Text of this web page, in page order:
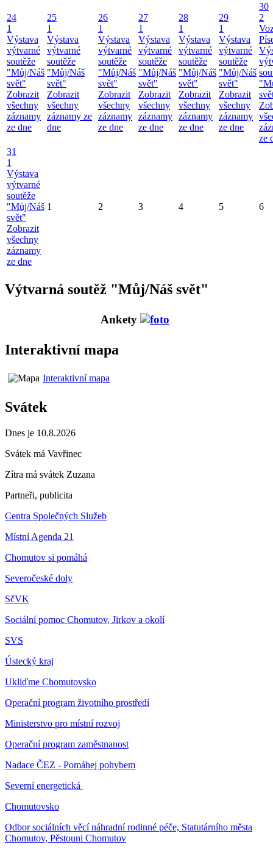
24
1
Výstava
výtvarné
soutěže
"Můj/Náš
svět"
Zobrazit
všechny
záznamy
ze dne
25
1
Výstava
výtvarné
soutěže
"Můj/Náš
svět"
Zobrazit
všechny
záznamy ze
dne
26
1
Výstava
výtvarné
soutěže
"Můj/Náš
svět"
Zobrazit
všechny
záznamy
ze dne
27
1
Výstava
výtvarné
soutěže
"Můj/Náš
svět"
Zobrazit
všechny
záznamy
ze dne
28
1
Výstava
výtvarné
soutěže
"Můj/Náš
svět"
Zobrazit
všechny
záznamy
ze dne
29
1
Výstava
výtvarné
soutěže
"Můj/Náš
svět"
Zobrazit
všechny
záznamy
ze dne
30
2
ze
31
1
Výstava
výtvarné
soutěže
"Můj/Náš
svět"
Zobrazit
všechny
záznamy
ze dne
1 2 3 4 5 6
Výtvarná soutěž "Můj/Náš svět"
Ankety
Interaktivní mapa
Interaktivní mapa
Svátek
Dnes je 10.8.2026
Svátek má Vavřinec
Zítra má svátek Zuzana
Partneři, publicita
Centra Společných Služeb
Místní Agenda 21
Chomutov si pomáhá
Severočeské doly
SčVK
Sociální pomoc Chomutov, Jirkov a okolí
SVS
Ústecký kraj
Ukliďme Chomutovsko
Operační program životního prostředí
Ministerstvo pro místní rozvoj
Operační program zaměstnanost
Nadace ČEZ - Pomáhej pohybem
Severní energetická
Chomutovsko
Odbor sociálních věcí náhradní rodinné péče, Statutárního města
Chomutov, Pěstouni Chomutov